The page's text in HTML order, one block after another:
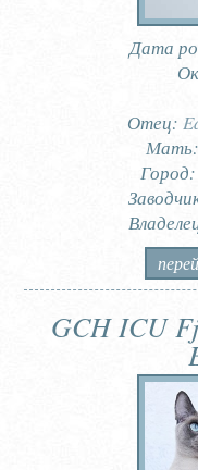
Дата
Отец:
Мать:
Город:
GCH ICU